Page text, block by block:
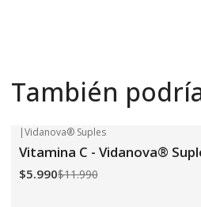
También
-50% OFF
|Vidanova® Suples
Vitamina C - Vidanova®
$5.990$11.990